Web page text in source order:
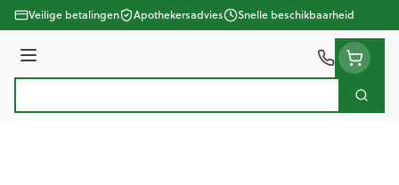
Ga naar de inhoud
Veilige betalingen Apothekersadvies Snelle beschikbaarheid
Menu
Zoek